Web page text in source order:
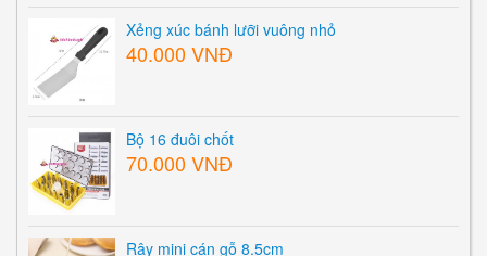
Xẻng xúc bánh lưỡi vuông nhỏ
Bộ 16 đuôi chốt